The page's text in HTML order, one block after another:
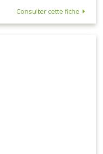
Consulter cette fiche